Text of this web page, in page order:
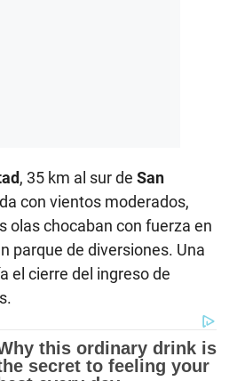
, 35 km al sur de San
con vientos moderados,
olas chocaban con fuerza en
parque de diversiones. Una
el cierre del ingreso de